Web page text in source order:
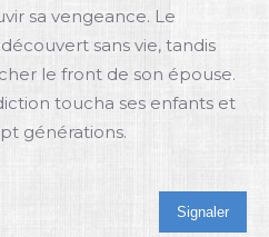
sa vengeance. Le
sans vie, tandis
le front de son épouse.
toucha ses enfants et
générations.
Signaler